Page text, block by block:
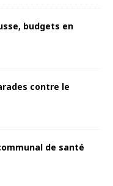
budgets en
contre le
de santé